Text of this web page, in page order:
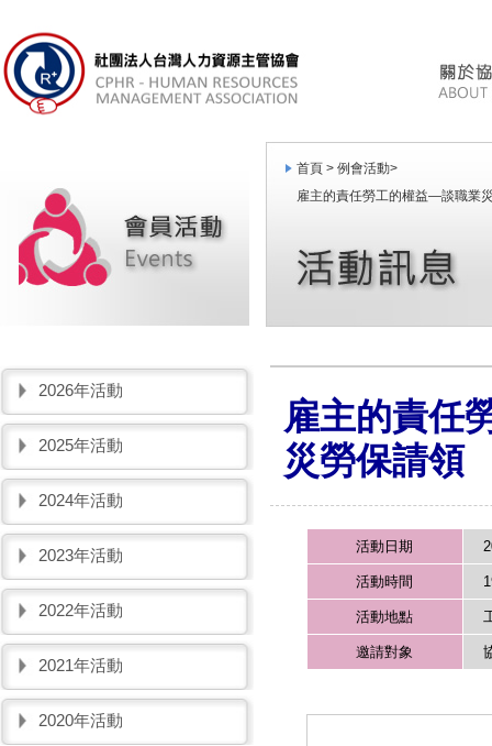
首頁 > 例會活動>
雇主的責任勞工的權益—談職業
2026年活動
2025年活動
2024年活動
2023年活動
2022年活動
2021年活動
2020年活動
雇主的責任
災勞保請領
活動日期
活動時間
活動地點
邀請對象